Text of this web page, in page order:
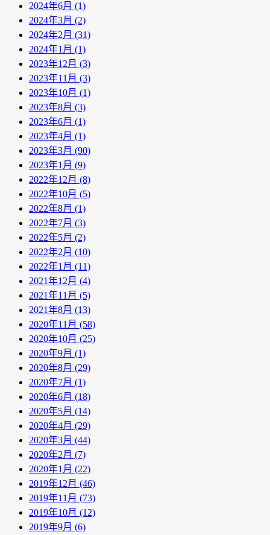
2024年6月 (1)
2024年3月 (2)
2024年2月 (31)
2024年1月 (1)
2023年12月 (3)
2023年11月 (3)
2023年10月 (1)
2023年8月 (3)
2023年6月 (1)
2023年4月 (1)
2023年3月 (90)
2023年1月 (9)
2022年12月 (8)
2022年10月 (5)
2022年8月 (1)
2022年7月 (3)
2022年5月 (2)
2022年2月 (10)
2022年1月 (11)
2021年12月 (4)
2021年11月 (5)
2021年8月 (13)
2020年11月 (58)
2020年10月 (25)
2020年9月 (1)
2020年8月 (29)
2020年7月 (1)
2020年6月 (18)
2020年5月 (14)
2020年4月 (29)
2020年3月 (44)
2020年2月 (7)
2020年1月 (22)
2019年12月 (46)
2019年11月 (73)
2019年10月 (12)
2019年9月 (6)